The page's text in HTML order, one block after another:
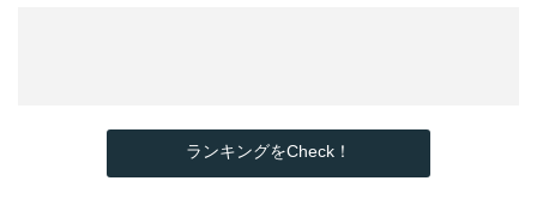
ランキングをCheck！